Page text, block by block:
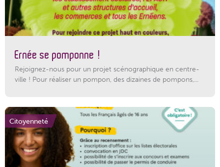
Ernée se pomponne !
Rejoignez-nous pour un projet scénographique en centre-
ville ! Pour réaliser un pompon, des dizaines de pompons,...
Citoyenneté